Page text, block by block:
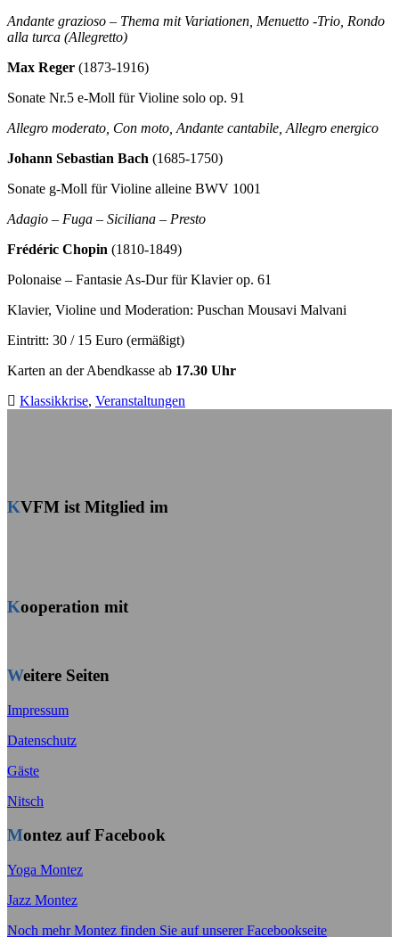
Andante grazioso – Thema mit Variationen, Menuetto -Trio, Rondo
alla turca (Allegretto)
Max Reger (1873-1916)
Sonate Nr.5 e-Moll für Violine solo op. 91
Allegro moderato, Con moto, Andante cantabile, Allegro energico
Johann Sebastian Bach (1685-1750)
Sonate g-Moll für Violine alleine BWV 1001
Adagio – Fuga – Siciliana – Presto
Frédéric Chopin (1810-1849)
Polonaise – Fantasie As-Dur für Klavier op. 61
Klavier, Violine und Moderation: Puschan Mousavi Malvani
Eintritt: 30 / 15 Euro (ermäßigt)
Karten an der Abendkasse ab 17.30 Uhr
Klassikkrise, Veranstaltungen
KVFM ist Mitglied im
Kooperation mit
Weitere Seiten
Impressum
Datenschutz
Gäste
Nitsch
Montez auf Facebook
Yoga Montez
Jazz Montez
Noch mehr Montez finden Sie auf unserer Facebookseite